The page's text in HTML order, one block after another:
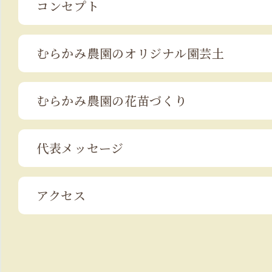
コンセプト
むらかみ農園のオリジナル園芸土
むらかみ農園の花苗づくり
代表メッセージ
アクセス